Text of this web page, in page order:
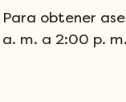
Para obtener
a. m. a 2:00 p.